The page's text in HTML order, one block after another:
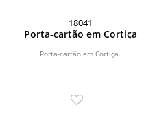
18041
Porta-cartão em Cortiça
Porta-cartão em Cortiça.